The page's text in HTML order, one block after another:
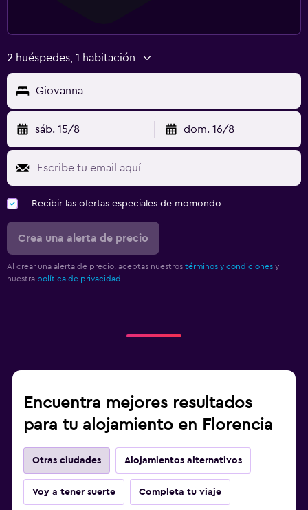
2 huéspedes, 1 habitación
Giovanna
sáb. 15/8 dom. 16/8
Recibir las ofertas especiales de momondo
Crea una alerta de precio
Al crear una alerta de precio, aceptas nuestros términos y condiciones y
nuestra política de privacidad.
Encuentra mejores resultados
para tu alojamiento en Florencia
Otras ciudades Alojamientos alternativos
Voy a tener suerte Completa tu viaje